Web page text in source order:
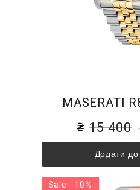
MASERATI
15 400
Додати до
Sale - 10%